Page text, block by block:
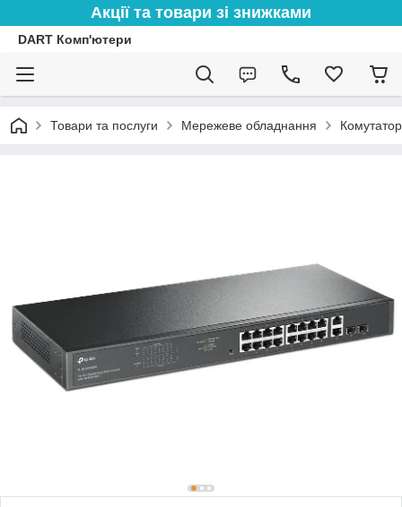
Акції та товари зі знижками
DART Комп'ютери
Товари та послуги Мережеве обладнання